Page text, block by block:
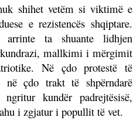
shihet vetëm si viktimë e
e rezistencës shqiptare.
arrinte ta shuante lidhjen
mallkimi i mërgimit
Në çdo protestë të
në çdo trakt të shpërndarë
kundër padrejtësisë,
i zgjatur i popullit të vet.